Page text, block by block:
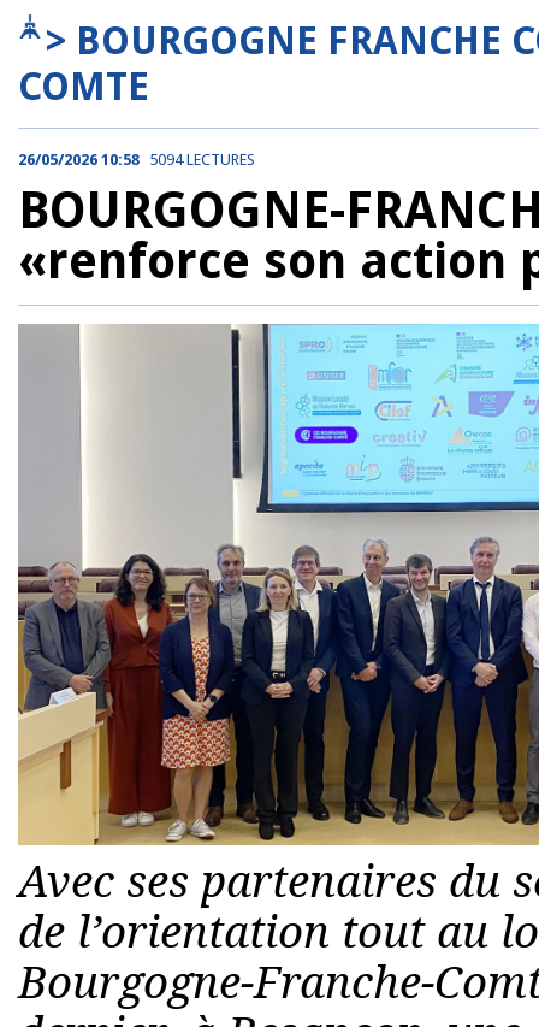
> BOURGOGNE FRANCHE
COMTE
26/05/2026 10:58 5094 LECTURES
BOURGOGNE-
«renforce son action
Avec ses partenaires du
de l’orientation tout au
Bourgogne-Franche-